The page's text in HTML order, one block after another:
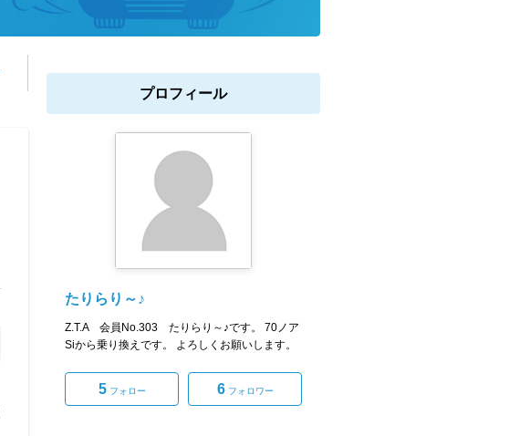
プロフィール
たりらり～♪
Z.T.A 会員No.303 たりらり～♪です。 70ノア
Siから乗り換えです。 よろしくお願いします。
5フォロー 6フォロワー